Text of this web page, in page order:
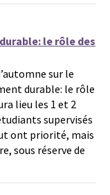
le rôle des
sur le
durable: le rôle
lieu les 1 et 2
supervisés
ont priorité, mais
sous réserve de